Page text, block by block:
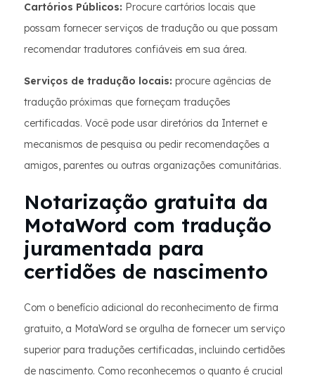
Cartórios Públicos: Procure cartórios locais que
possam fornecer serviços de tradução ou que possam
recomendar tradutores confiáveis em sua área.
Serviços de tradução locais: procure agências de
tradução próximas que forneçam traduções
certificadas. Você pode usar diretórios da Internet e
mecanismos de pesquisa ou pedir recomendações a
amigos, parentes ou outras organizações comunitárias.
Notarização gratuita da
MotaWord com tradução
juramentada para
certidões de nascimento
Com o benefício adicional do reconhecimento de firma
gratuito, a MotaWord se orgulha de fornecer um serviço
superior para traduções certificadas, incluindo certidões
de nascimento. Como reconhecemos o quanto é crucial